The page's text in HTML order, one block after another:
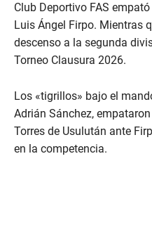
Club Deportivo FAS
Luis Ángel Firpo. Mientras
descenso a la segunda
Torneo Clausura 2026.
Los «tigrillos» bajo el
Adrián Sánchez,
Torres de Usulután ante
en la competencia.